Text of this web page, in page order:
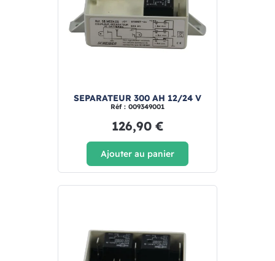
SEPARATEUR 300 AH 12/24 V
Réf : 009349001
126,90 €
Ajouter au panier